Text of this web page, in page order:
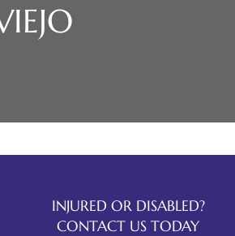
INJURED OR DISABLED?
CONTACT US TODAY